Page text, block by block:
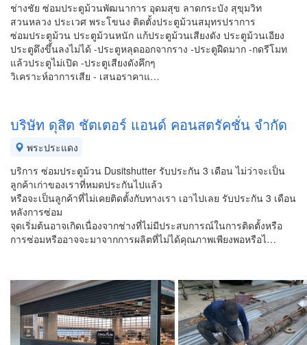
ช่างชัย ซ่อมประตูม้วนพัฒนาการ อุดมสุข ลาดกระบัง สุขุมวิท
สวนหลวง ประเวศ พระโขนง ติดตั้งประตูม้วนสมุทรปราการ
ซ่อมประตูม้วน ประตูม้วนหนัก แก้ประตูม้วนเสียงดัง ประตูม้วนเอียง
ประตูดึงขึ้นลงไม่ได้ -ประตูหลุดออกจากราง -ประตูฝืดมาก -กดรีโมท
แล้วประตูไม่เปิด -ประตูเสียงดังคึกๆ
วิเคราะห์อาการเสีย - เสนอราคาแ…
บริษัท ดุสิต ชัตเตอร์ แอนด์ คอนสตรัคชั่น จํากัด
พระประแดง
บริการ ซ่อมประตูม้วน Dusitshutter รับประกัน 3 เดือน ไม่ว่าจะเป็น
ลูกค้าเก่าของเราที่หมดประกันไปแล้ว
หรือจะเป็นลูกค้าที่ไม่เคยติดตั้งกับทางเรา เอาไปเลย รับประกัน 3 เดือน
หลังการซ่อม
จุดเริ่มต้นอาจเกิดเนื่องจากช่างที่ไม่มีประสบการณ์ในการติดตั้งหรือ
การซ่อมหรืออาจจะมาจากการผลิตที่ไม่ได้คุณภาพเพียงพอหรือไ…